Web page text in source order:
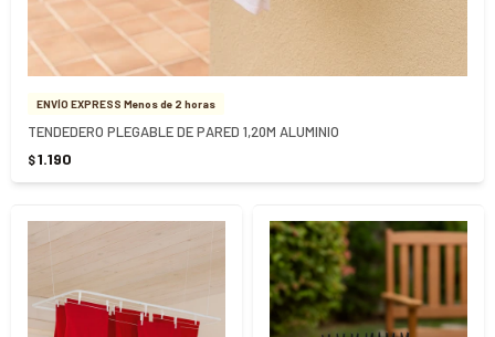
ENVÍO EXPRESS Menos de 2 horas
TENDEDERO PLEGABLE DE PARED 1,20M ALUMINIO
$1.190